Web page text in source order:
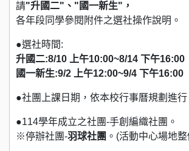
請"升國二"、"國一新生"，
各年段同學參閱附件之選社操作說明。
●選社時間:
升國二:8/10 上午10:00~8/14 下午16:00
國一新生:9/2
上午12:00~9/4 下午16:00
●社團上課日期，依本校行事曆規劃進行
●114學年成立之社團-手創編織社團。
※停辦社團-羽球社團 。(活動中心場地